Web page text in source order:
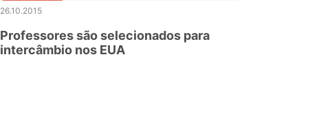
26.10.2015
Professores são selecionados para
intercâmbio nos EUA